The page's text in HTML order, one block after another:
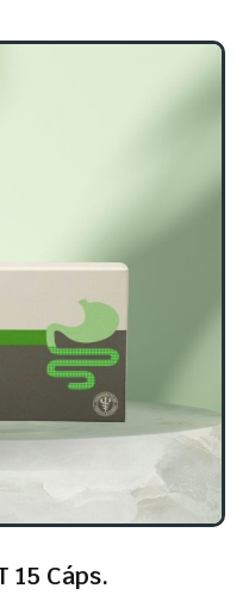
15 Cáps.